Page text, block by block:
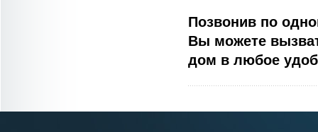
Позвонив по
Вы можете
дом в любое